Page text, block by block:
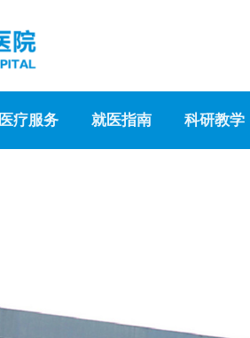
医疗服务 就医指南 科研教学